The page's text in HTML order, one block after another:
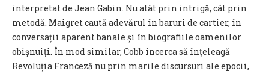
interpretat de Jean Gabin. Nu atât prin intrigă, cât prin
metodă. Maigret caută adevărul în baruri de cartier, în
conversații aparent banale și în biografiile oamenilor
obișnuiți. În mod similar, Cobb încerca să înțeleagă
Revoluția Franceză nu prin marile discursuri ale epocii,